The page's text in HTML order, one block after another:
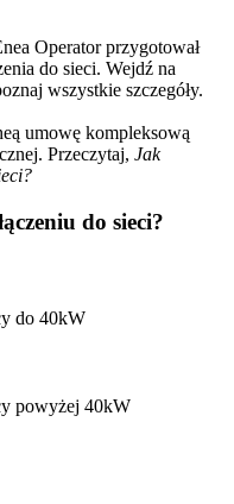
Operator przygotował
do sieci. Wejdź na
wszystkie szczegóły.
umowę kompleksową
Przeczytaj, Jak
do sieci?
do 40kW
powyżej 40kW